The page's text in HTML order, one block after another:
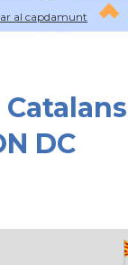
al capdamunt
DC